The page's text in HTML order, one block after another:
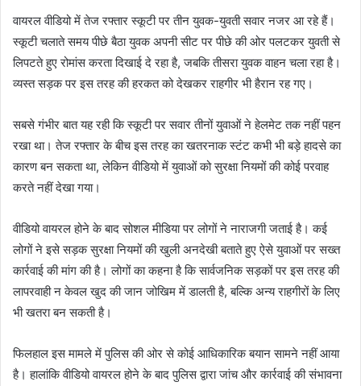
वायरल वीडियो में तेज रफ्तार स्कूटी पर तीन युवक-युवती सवार नजर आ रहे हैं।
स्कूटी चलाते समय पीछे बैठा युवक अपनी सीट पर पीछे की ओर पलटकर युवती से
लिपटते हुए रोमांस करता दिखाई दे रहा है, जबकि तीसरा युवक वाहन चला रहा है।
व्यस्त सड़क पर इस तरह की हरकत को देखकर राहगीर भी हैरान रह गए।
सबसे गंभीर बात यह रही कि स्कूटी पर सवार तीनों युवाओं ने हेलमेट तक नहीं पहन
रखा था। तेज रफ्तार के बीच इस तरह का खतरनाक स्टंट कभी भी बड़े हादसे का
कारण बन सकता था, लेकिन वीडियो में युवाओं को सुरक्षा नियमों की कोई परवाह
करते नहीं देखा गया।
वीडियो वायरल होने के बाद सोशल मीडिया पर लोगों ने नाराजगी जताई है। कई
लोगों ने इसे सड़क सुरक्षा नियमों की खुली अनदेखी बताते हुए ऐसे युवाओं पर सख्त
कार्रवाई की मांग की है। लोगों का कहना है कि सार्वजनिक सड़कों पर इस तरह की
लापरवाही न केवल खुद की जान जोखिम में डालती है, बल्कि अन्य राहगीरों के लिए
भी खतरा बन सकती है।
फिलहाल इस मामले में पुलिस की ओर से कोई आधिकारिक बयान सामने नहीं आया
है। हालांकि वीडियो वायरल होने के बाद पुलिस द्वारा जांच और कार्रवाई की संभावना